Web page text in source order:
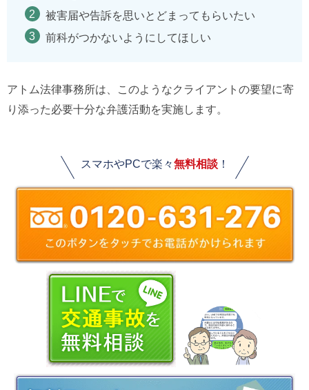
被害届や告訴を思いとどまってもらいたい
前科がつかないようにしてほしい
アトム法律事務所は、このようなクライアントの要望に寄
り添った必要十分な弁護活動を実施します。
スマホやPCで楽々無料相談！